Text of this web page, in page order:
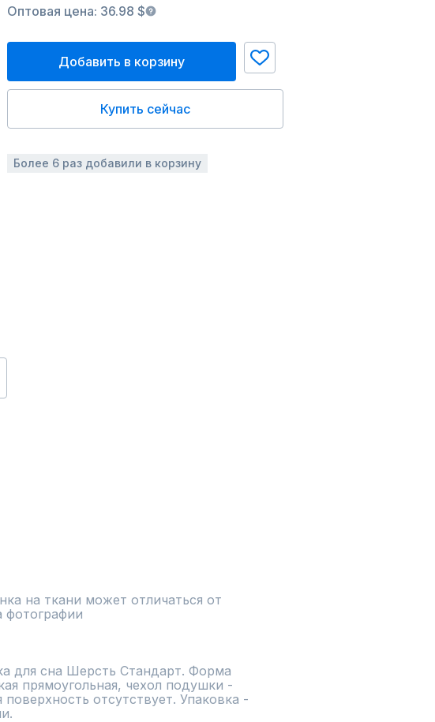
Оптовая цена: 36.98 $
Добавить в корзину
Купить сейчас
Более 6 раз добавили в корзину
на ткани может отличаться от
фотографии
для сна Шерсть Стандарт. Форма
прямоугольная, чехол подушки -
отсутствует. Упаковка -